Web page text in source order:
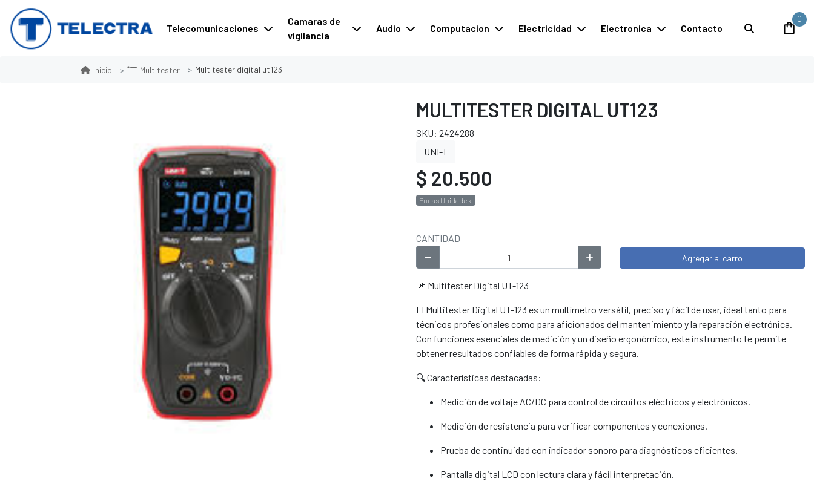
Telecomunicaciones
Camaras de
vigilancia
Audio Computacion Electricidad Electronica Contacto
0
Inicio Multitester Multitester digital ut123
MULTITESTER DIGITAL UT123
SKU: 2424288
UNI-T
$ 20.500
Pocas Unidades.
CANTIDAD
Agregar al carro
📌 Multitester Digital UT-123
El Multitester Digital UT-123 es un multímetro versátil, preciso y fácil de usar, ideal tanto para
técnicos profesionales como para aficionados del mantenimiento y la reparación electrónica.
Con funciones esenciales de medición y un diseño ergonómico, este instrumento te permite
obtener resultados confiables de forma rápida y segura.
🔍 Características destacadas:
Medición de voltaje AC/DC para control de circuitos eléctricos y electrónicos.
Medición de resistencia para verificar componentes y conexiones.
Prueba de continuidad con indicador sonoro para diagnósticos eficientes.
Pantalla digital LCD con lectura clara y fácil interpretación.